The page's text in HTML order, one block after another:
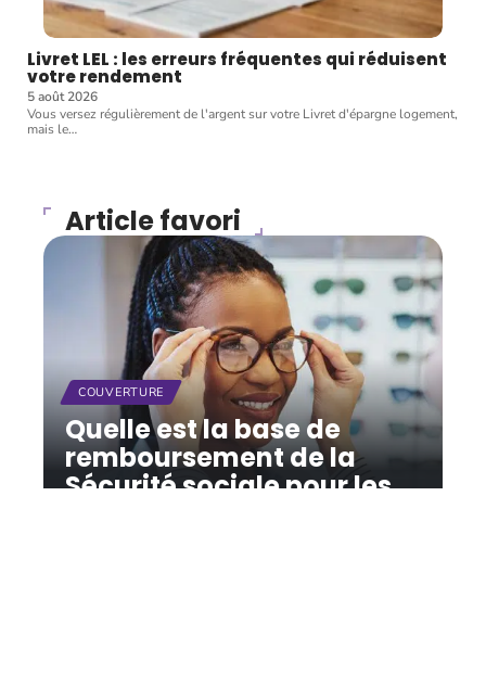
Livret LEL : les erreurs fréquentes qui réduisent
votre rendement
5 août 2026
Vous versez régulièrement de l'argent sur votre Livret d'épargne logement,
mais le…
Article favori
COUVERTURE
Quelle est la base de
remboursement de la
Sécurité sociale pour les